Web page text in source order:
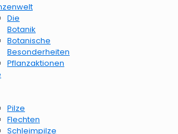
Die
Botanik
Botanische
Besonderheiten
Pflanzaktionen
Pilze
Flechten
Schleimpilze